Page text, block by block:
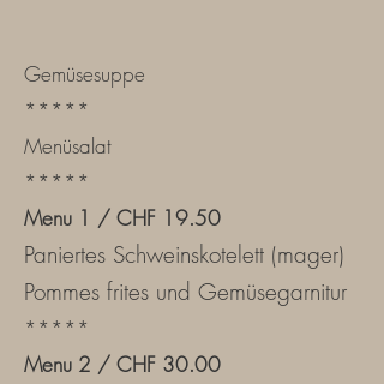
Gemüsesuppe
*****​
Menüsalat
*****
Menu 1 / CHF 19.50
Paniertes Schweinskotelett (mager)
Pommes frites und Gemüsegarnitur
*****
Menu 2 / CHF 30.00